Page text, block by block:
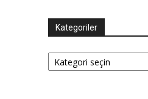
Kategoriler
Kategoriler